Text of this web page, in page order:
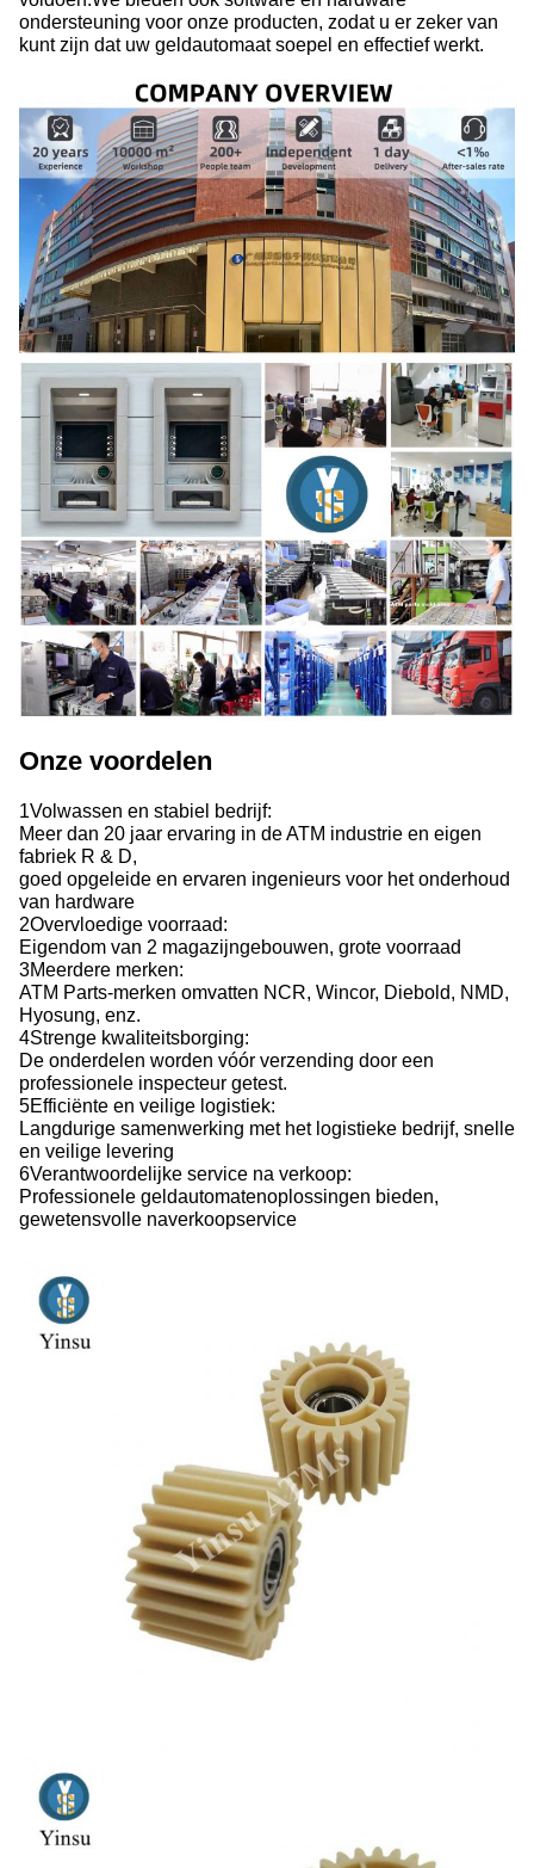
ondersteuning voor onze producten, zodat u er zeker van
kunt zijn dat uw geldautomaat soepel en effectief werkt.
Onze voordelen
1Volwassen en stabiel bedrijf:
Meer dan 20 jaar ervaring in de ATM industrie en eigen
fabriek R & D,
goed opgeleide en ervaren ingenieurs voor het onderhoud
van hardware
2Overvloedige voorraad:
Eigendom van 2 magazijngebouwen, grote voorraad
3Meerdere merken:
ATM Parts-merken omvatten NCR, Wincor, Diebold, NMD,
Hyosung, enz.
4Strenge kwaliteitsborging:
De onderdelen worden vóór verzending door een
professionele inspecteur getest.
5Efficiënte en veilige logistiek:
Langdurige samenwerking met het logistieke bedrijf, snelle
en veilige levering
6Verantwoordelijke service na verkoop:
Professionele geldautomatenoplossingen bieden,
gewetensvolle naverkoopservice